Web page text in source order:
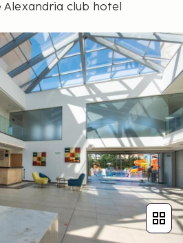
Alexandria club hotel